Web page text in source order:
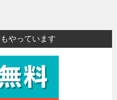
やっています